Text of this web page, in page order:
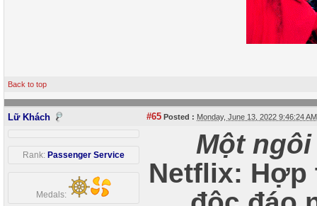
Back to top
Lữ Khách #65 Posted : Monday, June 13, 2022 9:46:24
Rank: Passenger Service
Medals:
Một
Netflix: Hợp